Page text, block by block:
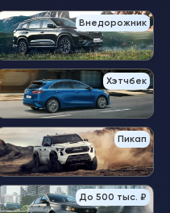
Внедорожник
Хэтчбек
Пикап
До 500 тыс. ₽